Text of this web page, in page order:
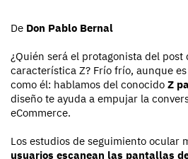
De Don Pablo Bernal
¿Quién será el protagonista del post
característica Z? Frío frío, aunque
como él: hablamos del conocido Z
diseño te ayuda a empujar la
eCommerce.
Los estudios de seguimiento ocular
usuarios escanean las pantallas